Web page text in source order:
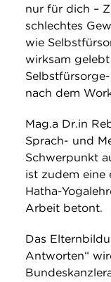
nur für dich –
schlechtes
wie
wirksam
nach dem
Mag.a Dr.in
Sprach- und
Schwerpunkt
ist zudem eine
Hatha-
Arbeit betont.
Das
Antworten“